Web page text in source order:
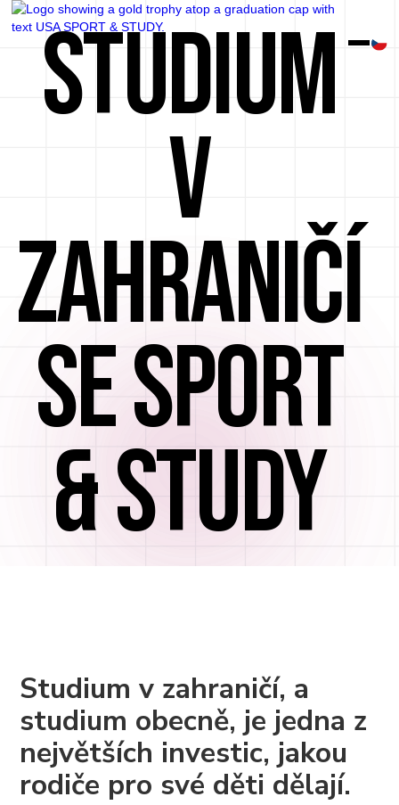
STUDIUM
V
ZAHRANIČÍ
SE SPORT
& STUDY
Studium v zahraničí, a
studium obecně, je jedna z
největších investic, jakou
rodiče pro své děti dělají.